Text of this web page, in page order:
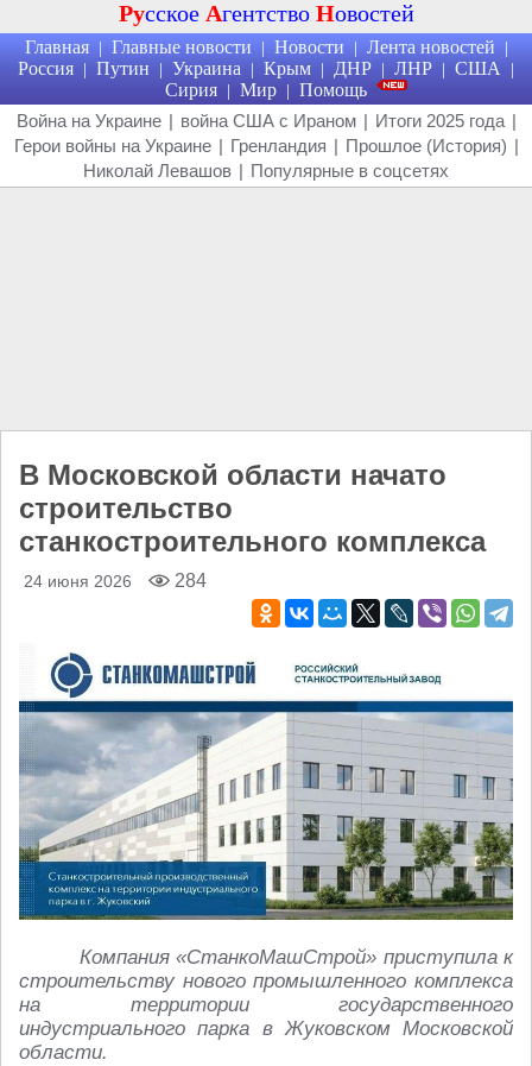
Русское Агентство Новостей
Главная | Главные новости | Новости | Лента новостей |
Россия | Путин | Украина | Крым | ДНР | ЛНР | США |
Сирия | Мир | Помощь
Война на Украине | война США с Ираном | Итоги 2025 года |
Герои войны на Украине | Гренландия | Прошлое (История) |
Николай Левашов | Популярные в соцсетях
В Московской области начато
строительство
станкостроительного комплекса
24 июня 2026 284
Компания «СтанкоМашСтрой» приступила к
строительству нового промышленного комплекса
на территории государственного
индустриального парка в Жуковском Московской
области.